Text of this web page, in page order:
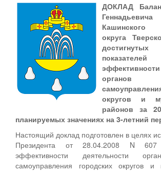
ДОКЛАД
Кашинского
округа
органов
округов и
районов за
планируемых значениях на 3-летний
Настоящий доклад подготовлен в целях
Президента от 28.04.2008 N
эффективности деятельности
самоуправления городских округов и